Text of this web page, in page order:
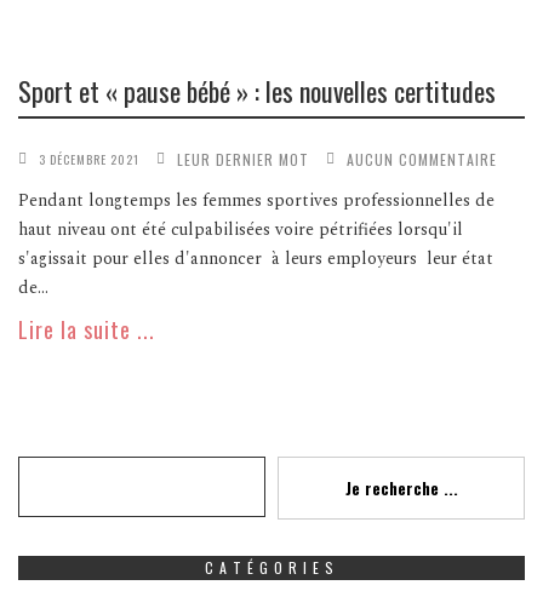
Sport et « pause bébé » : les nouvelles certitudes
3 DÉCEMBRE 2021 LEUR DERNIER MOT AUCUN COMMENTAIRE
Pendant longtemps les femmes sportives professionnelles de
haut niveau ont été culpabilisées voire pétrifiées lorsqu'il
s'agissait pour elles d'annoncer à leurs employeurs leur état
de...
Lire la suite ...
Je recherche ...
CATÉGORIES